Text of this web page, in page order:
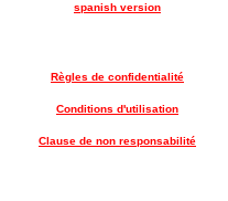
spanish version
Règles de confidentialité
Conditions d'utilisation
Clause de non responsabilité